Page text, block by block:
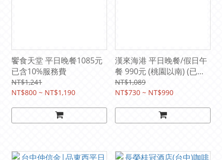
饗食天堂 平日晚餐1085元
已含10%服務費
NT$1,241
NT$800 ~ NT$1,190
漢來海港 平日晚餐/假日午
餐 990元 (桃園以南) (已含
10%服務費)
NT$1,089
NT$730 ~ NT$990